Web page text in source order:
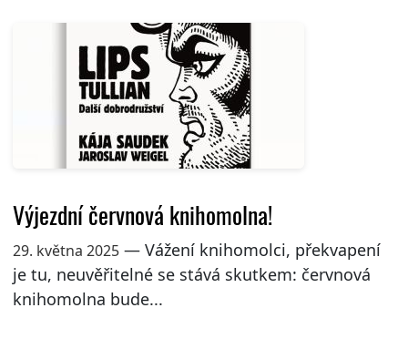
Výjezdní červnová knihomolna!
29. května 2025— Vážení knihomolci, překvapení
je tu, neuvěřitelné se stává skutkem: červnová
knihomolna bude...